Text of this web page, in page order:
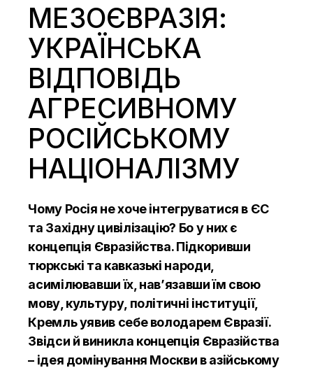
МЕЗОЄВРАЗІЯ:
УКРАЇНСЬКА
ВІДПОВІДЬ
АГРЕСИВНОМУ
РОСІЙСЬКОМУ
НАЦІОНАЛІЗМУ
Чому Росія не хоче інтегруватися в ЄС
та Західну цивілізацію? Бо у них є
концепція Євразійства. Підкоривши
тюркські та кавказькі народи,
асимілювавши їх, нав’язавши їм свою
мову, культуру, політичні інституції,
Кремль уявив себе володарем Євразії.
Звідси й виникла концепція Євразійства
– ідея домінування Москви в азійському